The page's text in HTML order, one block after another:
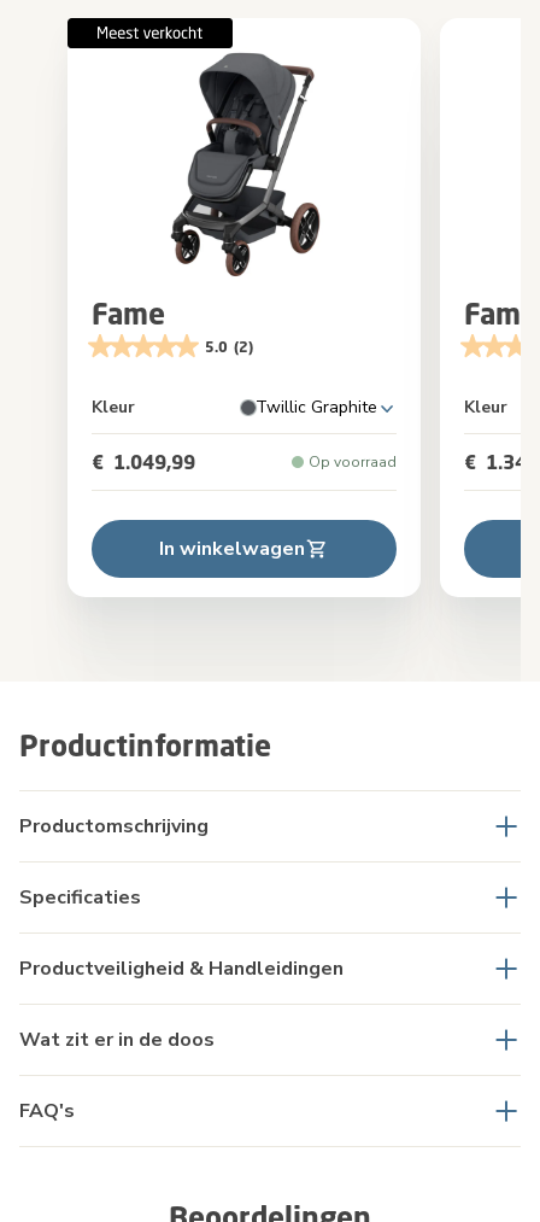
Productinformatie
Productomschrijving
Specificaties
Productveiligheid & Handleidingen
Wat zit er in de doos
FAQ's
Fame
5.0 (2)
Kleur Twillic Graphite
€ 1.049,99 Op voorraad
In winkelwagen
Kleur
€